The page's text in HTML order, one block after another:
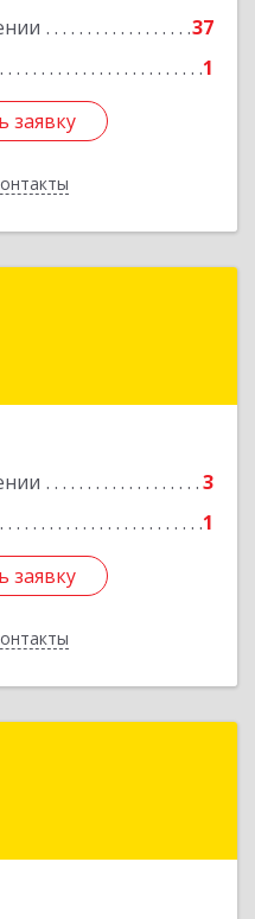
37
1
заявку
заявку
3
1
заявку
Режевской р-н, Реж
заявку